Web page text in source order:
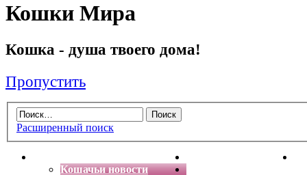
Кошки Мира
Кошка - душа твоего дома!
Пропустить
Расширенный поиск
Кошачьи новости
Энциклопедия кошек